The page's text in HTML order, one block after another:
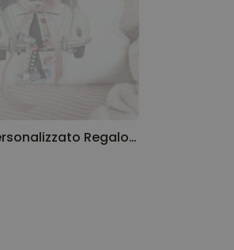
Cuscino Personalizzato Regalo di Denaro per un Matrimonio